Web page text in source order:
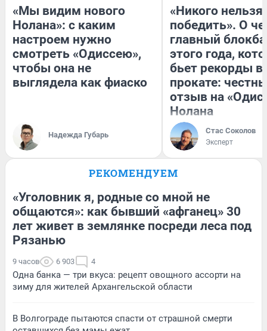
«Мы видим нового
Нолана»: с каким
настроем нужно
смотреть «Одиссею»,
чтобы она не
выглядела как фиаско
Надежда Губарь
«Никого нельзя
победить». О
главный
этого года,
бьет рекорды в
прокате:
отзыв на
Нолана
Стас Соколов
Эксперт
РЕКОМЕНДУЕМ
«Уголовник я, родные со мной не
общаются»: как бывший «афганец» 30
лет живет в землянке посреди леса под
Рязанью
9 часов 6 903 4
Одна банка — три вкуса: рецепт овощного ассорти на
зиму для жителей Архангельской области
В Волгограде пытаются спасти от страшной смерти